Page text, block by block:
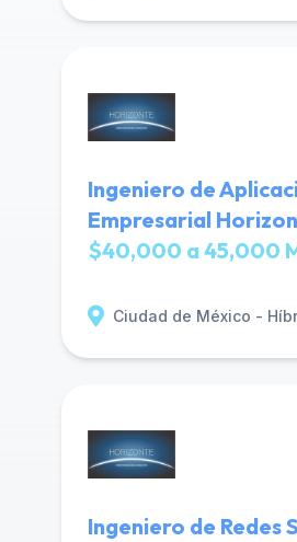
Ingeniero de
Empresarial
$40,000 a 45,000
Ciudad de México -
Ingeniero de Redes